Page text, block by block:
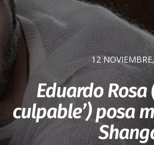
12
Eduardo Rosa
culpable’) posa